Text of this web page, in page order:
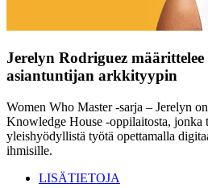
Jerelyn Rodriguez
asiantuntijan arkkityypin
Women Who Master -sarja – Jerelyn
Knowledge House -oppilaitosta, jonka
yleishyödyllistä työtä opettamalla
ihmisille.
LISÄTIETOJA